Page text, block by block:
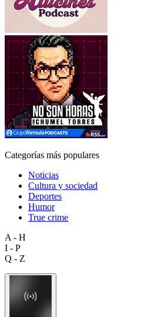
Categorías más populares
Noticias
Cultura y sociedad
Deportes
Humor
True crime
A - H
I - P
Q - Z